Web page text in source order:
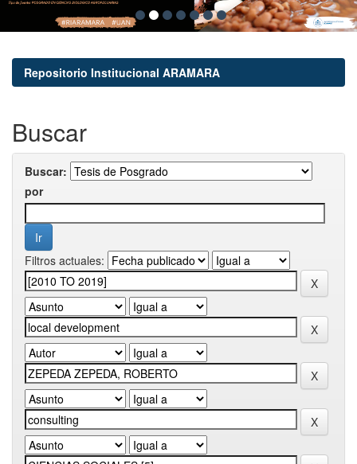
Repositorio Institucional ARAMARA
Buscar
Buscar:
por
Filtros actuales: